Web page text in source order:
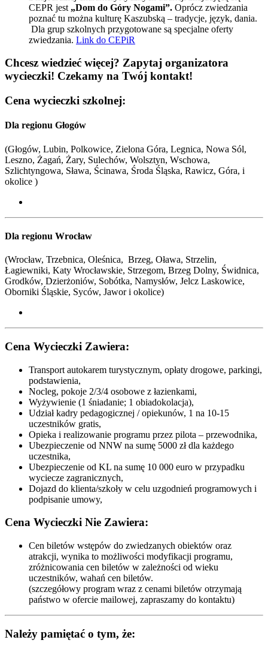
CEPR jest „Dom do Góry Nogami”. Oprócz zwiedzania
poznać tu można kulturę Kaszubską – tradycje, język, dania.
Dla grup szkolnych przygotowane są specjalne oferty
zwiedzania. Link do CEPiR
Chcesz wiedzieć więcej? Zapytaj organizatora
wycieczki! Czekamy na Twój kontakt!
Cena wycieczki szkolnej:
Dla regionu Głogów
(Głogów, Lubin, Polkowice, Zielona Góra, Legnica, Nowa Sól,
Leszno, Żagań, Żary, Sulechów, Wolsztyn, Wschowa,
Szlichtyngowa, Sława, Ścinawa, Środa Śląska, Rawicz, Góra, i
okolice )
Dla regionu Wrocław
(Wrocław, Trzebnica, Oleśnica, Brzeg, Oława, Strzelin,
Łagiewniki, Katy Wrocławskie, Strzegom, Brzeg Dolny, Świdnica,
Grodków, Dzierżoniów, Sobótka, Namysłów, Jelcz Laskowice,
Oborniki Śląskie, Syców, Jawor i okolice)
Cena Wycieczki Zawiera:
Transport autokarem turystycznym, opłaty drogowe, parkingi,
podstawienia,
Nocleg, pokoje 2/3/4 osobowe z łazienkami,
Wyżywienie (1 śniadanie; 1 obiadokolacja),
Udział kadry pedagogicznej / opiekunów, 1 na 10-15
uczestników gratis,
Opieka i realizowanie programu przez pilota – przewodnika,
Ubezpieczenie od NNW na sumę 5000 zł dla każdego
uczestnika,
Ubezpieczenie od KL na sumę 10 000 euro w przypadku
wyciecze zagranicznych,
Dojazd do klienta/szkoły w celu uzgodnień programowych i
podpisanie umowy,
Cena Wycieczki Nie Zawiera:
Cen biletów wstępów do zwiedzanych obiektów oraz
atrakcji, wynika to możliwości modyfikacji programu,
zróżnicowania cen biletów w zależności od wieku
uczestników, wahań cen biletów.
(szczegółowy program wraz z cenami biletów otrzymają
państwo w ofercie mailowej, zapraszamy do kontaktu)
Należy pamiętać o tym, że: